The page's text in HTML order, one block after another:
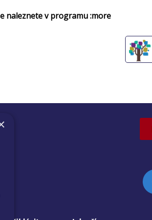
naleznete v programu :more